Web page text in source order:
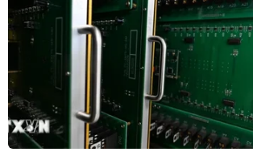
Cồn Tiên
06/08/2026 03:01
Phát động Cuộc thi Sáng tạo Video
2026 cho công dân Pháp ngữ
06/08/2026 02:29